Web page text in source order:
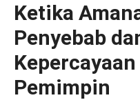
Ketika
Penyebab
Pemimpin